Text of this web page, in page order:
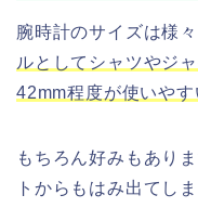
腕時計のサイズは様々
ルとしてシャツやジ
42mm程度が使いやす
もちろん好みもあり
トからもはみ出てし